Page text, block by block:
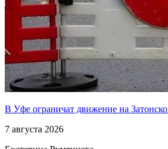
В Уфе ограничат движение на
7 августа 2026